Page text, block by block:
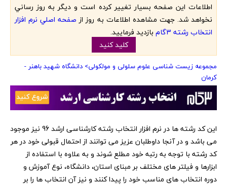
اطلاعات اين صفحه بسيار تغيير کرده است و ديگر به روز رساني
نخواهد شد. جهت مشاهده اطلاعات به روز از صفحه اصلي نرم افزار
انتخاب رشته 3گام
بازديد فرماييد.
کليد کنيد
مجموعه زیست شناسی علوم سلولی و مولکولی> دانشگاه شهید باهنر -
کرمان
‏این کد رشته ها در نرم افزار انتخاب رشته کارشناسی ارشد 96 نیز موجود
می باشد و در آنجا داوطلبان عزیز می توانند از احتمال قبولی خود در هر
کد رشته با توجه به رتبه خود مطلع شوند و به علاوه با استفاده از
ابزارها و فیلتر های مختلف بر مبنای استان، دانشگاه، نوع آموزش و
دوره انتخاب های مناسب خود را پیدا کنند و نیز آن انتخاب ها را بر